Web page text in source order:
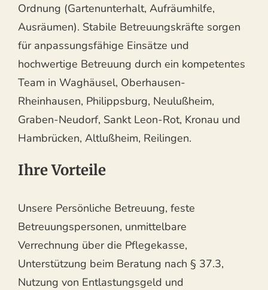
Ordnung (Gartenunterhalt, Aufräumhilfe,
Ausräumen). Stabile Betreuungskräfte sorgen
für anpassungsfähige Einsätze und
hochwertige Betreuung durch ein kompetentes
Team in Waghäusel, Oberhausen-
Rheinhausen, Philippsburg, Neulußheim,
Graben-Neudorf, Sankt Leon-Rot, Kronau und
Hambrücken, Altlußheim, Reilingen.
Ihre Vorteile
Unsere Persönliche Betreuung, feste
Betreuungspersonen, unmittelbare
Verrechnung über die Pflegekasse,
Unterstützung beim Beratung nach § 37.3,
Nutzung von Entlastungsgeld und